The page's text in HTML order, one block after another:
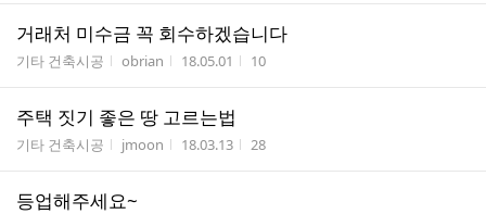
거래처 미수금 꼭 회수하겠습니다
게시판명
기타 건축시공 작성자
obrian 작성시간
18.05.01 조회수
10
주택 짓기 좋은 땅 고르는법
게시판명
기타 건축시공 작성자
jmoon 작성시간
18.03.13 조회수
28
등업해주세요~